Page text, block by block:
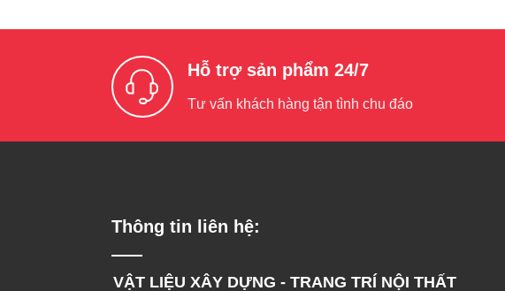
Hỗ trợ sản phẩm 24/7
Tư vấn khách hàng tận tình chu đáo
Thông tin liên hệ:
VẬT LIỆU XÂY DỰNG - TRANG TRÍ NỘI THẤT